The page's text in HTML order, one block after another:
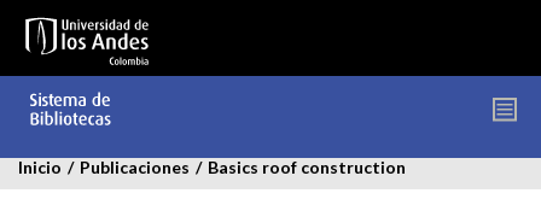
contenido
Inicio / Publicaciones / Basics roof construction